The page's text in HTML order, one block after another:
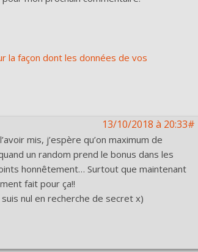
la façon dont les données de vos
13/10/2018 à 20:33#
mis, j’espère qu’on maximum de
un random prend le bonus dans les
honnêtement… Surtout que maintenant
fait pour ça!!
nul en recherche de secret x)